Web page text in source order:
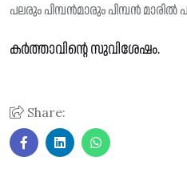
പലരും പിമ്പൻമാരും പിമ്പൻ
കർത്താവിന്റെ സുവിശേഷം.
Share: